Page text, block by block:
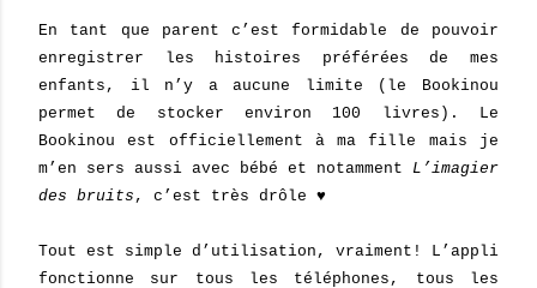
En tant que parent c’est formidable de pouvoir
enregistrer les histoires préférées de mes
enfants, il n’y a aucune limite (le Bookinou
permet de stocker environ 100 livres). Le
Bookinou est officiellement à ma fille mais je
m’en sers aussi avec bébé et notamment L’imagier
des bruits , c’est très drôle ♥
Tout est simple d’utilisation, vraiment! L’appli
fonctionne sur tous les téléphones, tous les